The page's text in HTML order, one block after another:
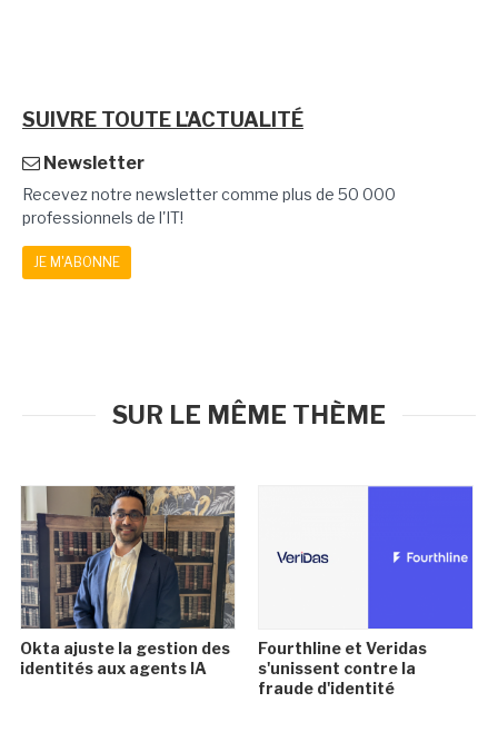
SUIVRE TOUTE L'ACTUALITÉ
Newsletter
Recevez notre newsletter comme plus de 50 000
professionnels de l'IT!
JE M'ABONNE
SUR LE MÊME THÈME
Okta ajuste la gestion des
identités aux agents IA
Fourthline et Veridas
s'unissent contre la
fraude d'identité